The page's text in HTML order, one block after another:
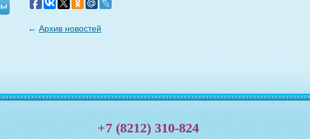
←Архив новостей
+7 (8212) 310-824